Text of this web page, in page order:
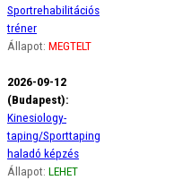
Sportrehabilitációs
tréner
Állapot: MEGTELT
2026-09-12
(Budapest):
Kinesiology-
taping/Sporttaping
haladó képzés
Állapot: LEHET